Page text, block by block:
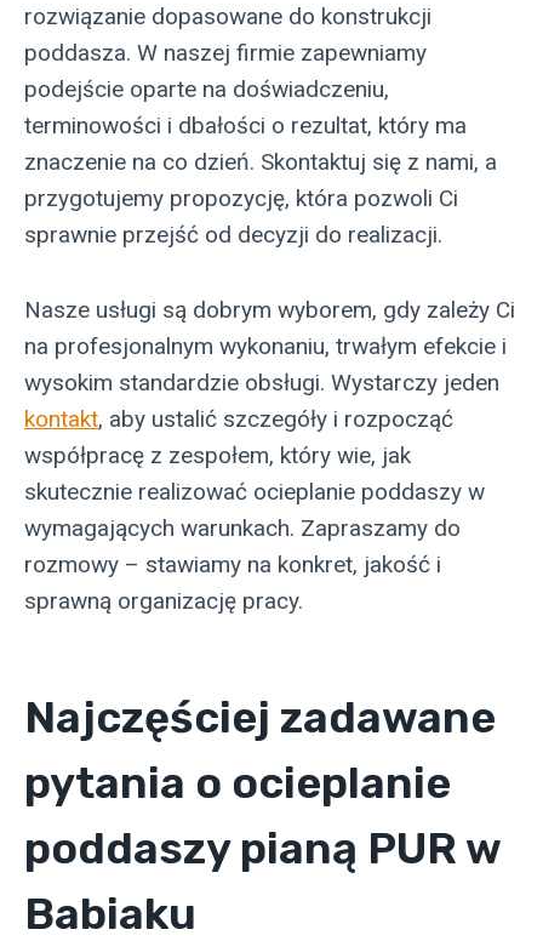
rozwiązanie dopasowane do konstrukcji
poddasza. W naszej firmie zapewniamy
podejście oparte na doświadczeniu,
terminowości i dbałości o rezultat, który ma
znaczenie na co dzień. Skontaktuj się z nami, a
przygotujemy propozycję, która pozwoli Ci
sprawnie przejść od decyzji do realizacji.
Nasze usługi są dobrym wyborem, gdy zależy Ci
na profesjonalnym wykonaniu, trwałym efekcie i
wysokim standardzie obsługi. Wystarczy jeden
kontakt, aby ustalić szczegóły i rozpocząć
współpracę z zespołem, który wie, jak
skutecznie realizować ocieplanie poddaszy w
wymagających warunkach. Zapraszamy do
rozmowy – stawiamy na konkret, jakość i
sprawną organizację pracy.
Najczęściej zadawane
pytania o ocieplanie
poddaszy pianą PUR w
Babiaku